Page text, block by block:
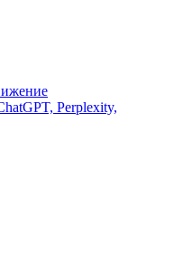
Perplexity,